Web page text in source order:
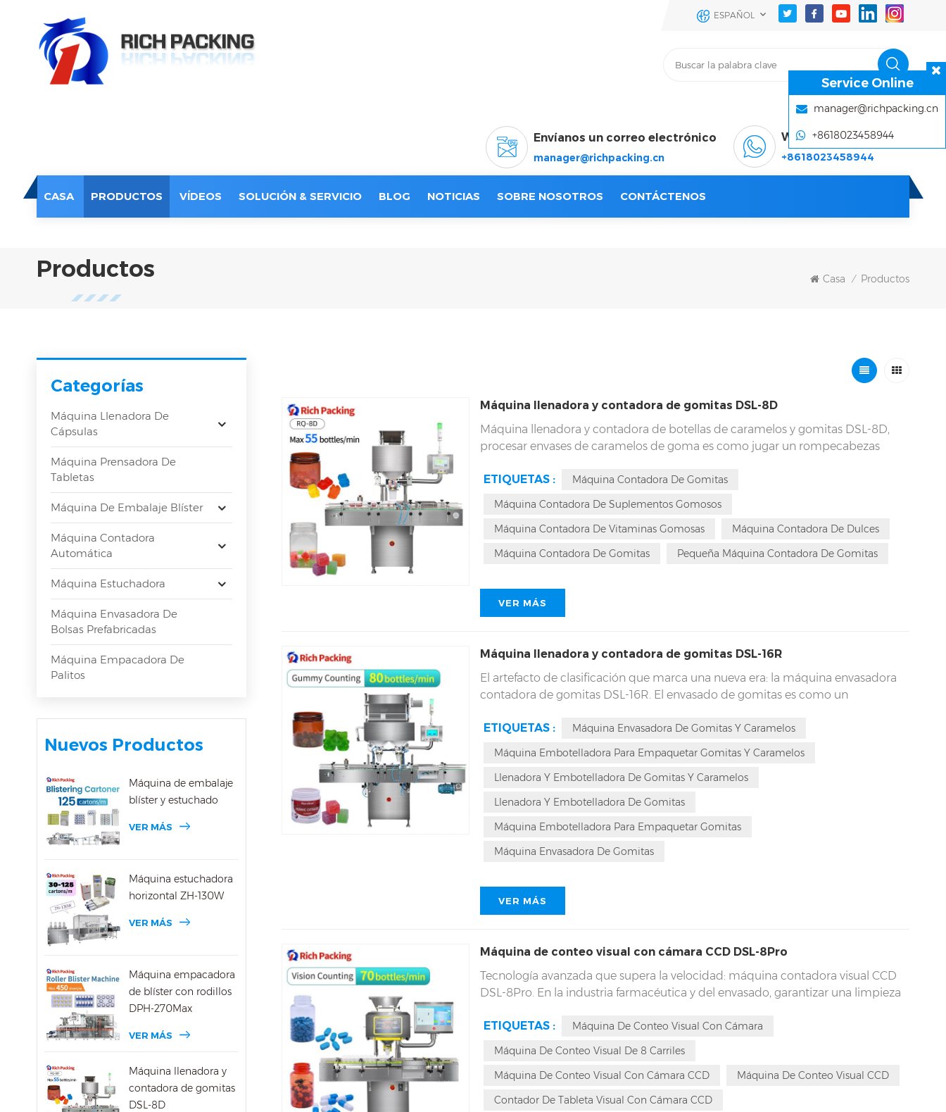
ESPAÑOL
Envíanos un correo electrónico
manager@richpacking.cn
WhatsApp & Wechat
+8618023458944
CASA PRODUCTOS VÍDEOS SOLUCIÓN & SERVICIO BLOG NOTICIAS SOBRE NOSOTROS CONTÁCTENOS
Productos Casa / Productos
Categorías
Máquina Llenadora De
Cápsulas
Máquina Prensadora De
Tabletas
Máquina De Embalaje Blíster
Máquina Contadora
Automática
Máquina Estuchadora
Máquina Envasadora De
Bolsas Prefabricadas
Máquina Empacadora De
Palitos
Nuevos Productos
Máquina de embalaje
blíster y estuchado
VER MÁS
Máquina estuchadora
horizontal ZH-130W
VER MÁS
Máquina empacadora
de blíster con rodillos
DPH-270Max
VER MÁS
Máquina llenadora y
contadora de gomitas
DSL-8D
Máquina llenadora y contadora de gomitas DSL-8D
Máquina llenadora y contadora de botellas de caramelos y gomitas DSL-8D,
procesar envases de caramelos de goma es como jugar un rompecabezas
muchos cambios en la viscosidad, forma, sección transversal, etc. de los
caramelos de goma. Las diversas opciones de sabores hacen que este proceso
sea más rico y complejo. Sin embargo, la aparición de la máquina dosificadora
de gomitas de 8 canales DSL-8D ha cambiado por completo las reglas de este
juego. El diseño único y el rendimiento superior de esta máquina la hacen
ETIQUETAS :
Máquina Contadora De Gomitas
Máquina Contadora De Suplementos Gomosos
Máquina Contadora De Vitaminas Gomosas
Máquina Contadora De Dulces
Máquina Contadora De Gomitas
Pequeña Máquina Contadora De Gomitas
VER MÁS
Máquina llenadora y contadora de gomitas DSL-16R
El artefacto de clasificación que marca una nueva era: la máquina envasadora
contadora de gomitas DSL-16R. El envasado de gomitas es como un
gestionar diversos cambios complejos como la viscosidad, la forma y la sección
transversal. Cada vez hay más opciones de sabor. La máquina contadora de
caramelos blandos DSL-16R de 16 canales nació y cambió las reglas del juego.
Su diseño único y su rendimiento excepcional la distinguen de muchas
máquinas.
ETIQUETAS :
Máquina Envasadora De Gomitas Y Caramelos
Máquina Embotelladora Para Empaquetar Gomitas Y Caramelos
Llenadora Y Embotelladora De Gomitas Y Caramelos
Llenadora Y Embotelladora De Gomitas
Máquina Embotelladora Para Empaquetar Gomitas
Máquina Envasadora De Gomitas
VER MÁS
Máquina de conteo visual con cámara CCD DSL-8Pro
Tecnología avanzada que supera la velocidad: máquina contadora visual CCD
DSL-8Pro. En la industria farmacéutica y del envasado, garantizar una limpieza
contadora visual CCD DSL-8Pro ha superado sin duda nuestras expectativas en
este campo. A la vanguardia de la tecnología actual, ofrece todo lo que
necesitamos: velocidad inigualable, conteo preciso y seguridad impecable.
ETIQUETAS :
Máquina De Conteo Visual Con Cámara
Máquina De Conteo Visual De 8 Carriles
Máquina De Conteo Visual Con Cámara CCD
Máquina De Conteo Visual CCD
Contador De Tableta Visual Con Cámara CCD
Service Online
manager@richpacking.cn
+8618023458944